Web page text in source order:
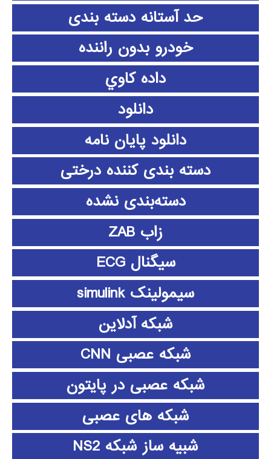
حد آستانه دسته بندی
خودرو بدون راننده
داده كاوي
دانلود
دانلود پايان نامه
دسته بندی کننده درختی
دسته‌بندی نشده
زاب ZAB
سیگنال ECG
سیمولینک simulink
شبکه آدلاین
شبکه عصبی CNN
شبکه عصبی در پایتون
شبکه های عصبی
شبیه ساز شبکه NS2